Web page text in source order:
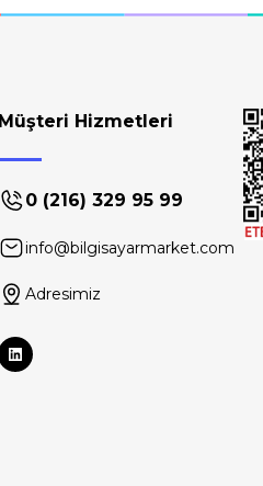
Müşteri Hizmetleri
0 (216) 329 95 99
info@bilgisayarmarket.com
Adresimiz